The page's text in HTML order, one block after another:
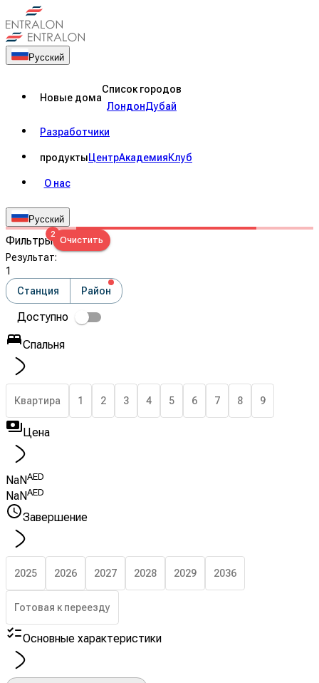
Русский
Новые дома
Список городов
ЛондонДубай
Разработчики
продуктыЦентрАкадемияКлуб
О нас
Русский
Фильтры2
Очистить
Результат:
1
Станция
Район
Доступно
Спальня
Квартира 1 2 3 4 5 6 7 8 9
Цена
NaNAED
NaNAED
Завершение
2025 2026 2027 2028 2029 2036
Готовая к переезду
Основные характеристики